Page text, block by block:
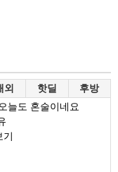
외 핫딜 후방
늘도 혼술이네요
기